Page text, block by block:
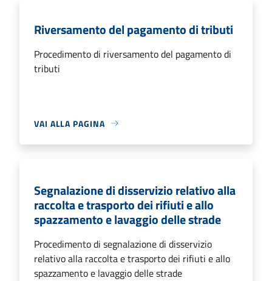
Riversamento del pagamento di tributi
Procedimento di riversamento del pagamento di
tributi
VAI ALLA PAGINA
Segnalazione di disservizio relativo alla
raccolta e trasporto dei rifiuti e allo
spazzamento e lavaggio delle strade
Procedimento di segnalazione di disservizio
relativo alla raccolta e trasporto dei rifiuti e allo
spazzamento e lavaggio delle strade